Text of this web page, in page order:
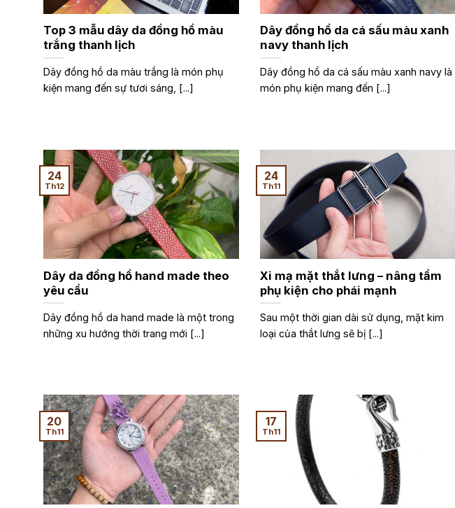
Top 3 mẫu dây da đồng hồ màu
trắng thanh lịch
Dây đồng hồ da màu trắng là món phụ
kiện mang đến sự tươi sáng, [...]
Dây đồng hồ da cá sấu màu xanh
navy thanh lịch
Dây đồng hồ da cá sấu màu xanh navy là
món phụ kiện mang đến [...]
Dây da đồng hồ hand made theo
yêu cầu
Dây đồng hồ da hand made là một trong
những xu hướng thời trang mới [...]
24
Th12
Xi mạ mặt thắt lưng – nâng tầm
phụ kiện cho phái mạnh
Sau một thời gian dài sử dụng, mặt kim
loại của thắt lưng sẽ bị [...]
24
Th11
20
Th11
17
Th11